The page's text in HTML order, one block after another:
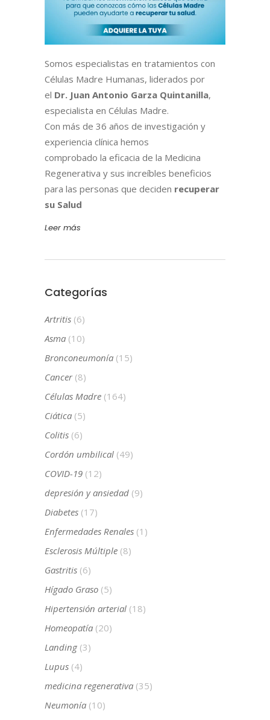
Somos especialistas en tratamientos con
Células Madre Humanas, liderados por
el Dr. Juan Antonio Garza Quintanilla,
especialista en Células Madre.
Con más de 36 años de investigación y
experiencia clínica hemos
comprobado la eficacia de la Medicina
Regenerativa y sus increíbles beneficios
para las personas que deciden recuperar
su Salud
Leer más
Categorías
Artritis (6)
Asma (10)
Bronconeumonía (15)
Cancer(8)
Células Madre (164)
Ciática (5)
Colitis (6)
Cordón umbilical (49)
COVID-19 (12)
depresión y ansiedad (9)
Diabetes (17)
Enfermedades Renales (1)
Esclerosis Múltiple (8)
Gastritis (6)
Hígado Graso (5)
Hipertensión arterial (18)
Homeopatía (20)
Landing (3)
Lupus (4)
medicina regenerativa (35)
Neumonía (10)